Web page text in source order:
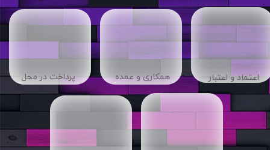
اعتماد و اعتبار پرداخت در محل ​​همکاری و عمده